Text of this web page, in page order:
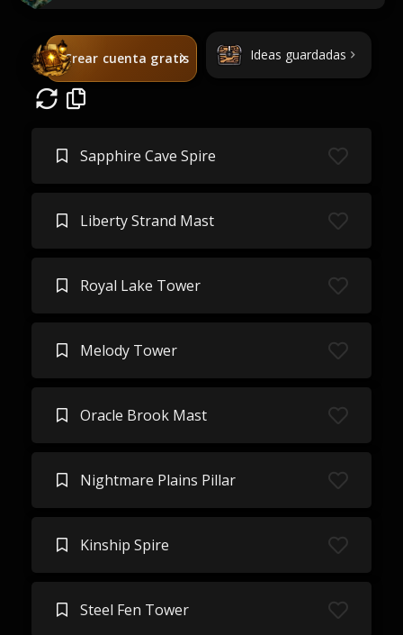
Crear cuenta gratis Ideas guardadas
Sapphire Cave Spire
Liberty Strand Mast
Royal Lake Tower
Melody Tower
Oracle Brook Mast
Nightmare Plains Pillar
Kinship Spire
Steel Fen Tower